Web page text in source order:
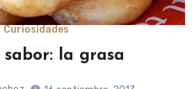
Curiosidades
sabor: la grasa